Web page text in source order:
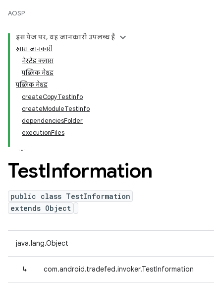
AOSP
इस पेज पर, यह जानकारी उपलब्ध है
खास जानकारी
नेस्टेड क्लास
पब्लिक मेथड
पब्लिक मेथड
createCopyTestInfo
createModuleTestInfo
dependenciesFolder
executionFiles
TestInformation
public class TestInformation
extends Object
java.lang.Object
↳ com.android.tradefed.invoker.TestInformation